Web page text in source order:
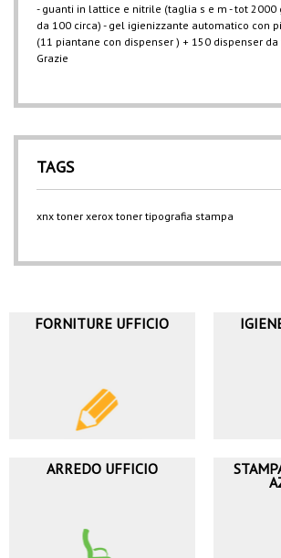
- guanti in lattice e nitrile (taglia s e m - tot 2000
da 100 circa) - gel igienizzante automatico con
(11 piantane con dispenser ) + 150 dispenser
Grazie
TAGS
xnx toner xerox toner tipografia stampa
FORNITURE UFFICIO
ARREDO UFFICIO